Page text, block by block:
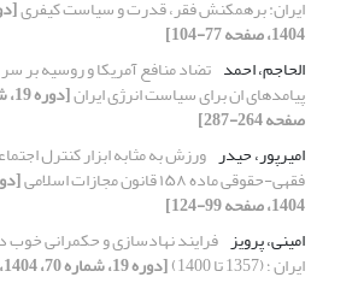
ایران: برهمکنش فقر، قدرت و سیاست کیفری
1404، صفحه 77-104]
الحاجم، احمد تضاد منافع آمریکا و روسیه بر
پیامدهای ان برای سیاست انرژی ایران
صفحه 264-287]
امیرپور، حیدر ورزش به مثابه ابزار کنترل
فقهی-حقوقی ماده ۱۵۸ قانون مجازات اسلامی
1404، صفحه 99-124]
امینی، پرویز فرایند نهادسازی و حکمرانی خوب
ایران ؛ (1357 تا 1400) [دوره 19، شماره 70، 1404، صفحه 80-104]